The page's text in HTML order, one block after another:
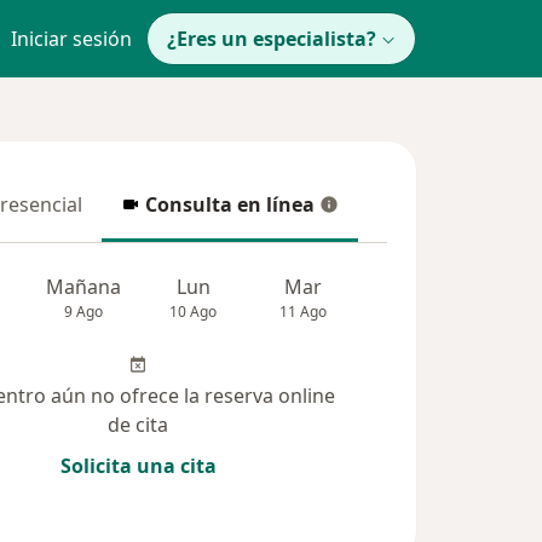
Iniciar sesión ¿Eres un especialista?
Consulta en línea
Consulta en línea
Mañana
9 Ago
Lun
10 Ago
Mar
11 Ago
aún no ofrece la reserva online
de cita
Solicita una cita